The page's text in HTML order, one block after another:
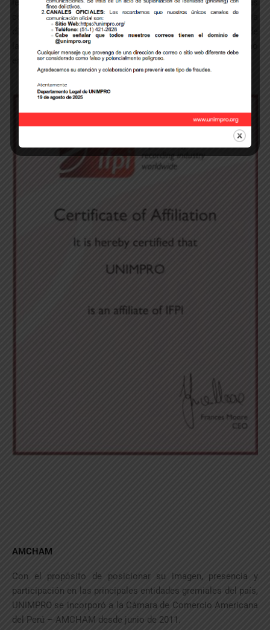
condiciones legales y tecnológicas para la industria
discográfica y prosperar en la era digital, y difundir el valor de
la música dentro del desarrollo de las economías así como
en la vida social y cultural de cada país.
AMCHAM
Con el propósito de posicionar su imagen, presencia y
participación en las principales entidades gremiales del país,
UNIMPRO se incorporó a la Cámara de Comercio Americana
del Perú – AMCHAM desde junio de 2011.